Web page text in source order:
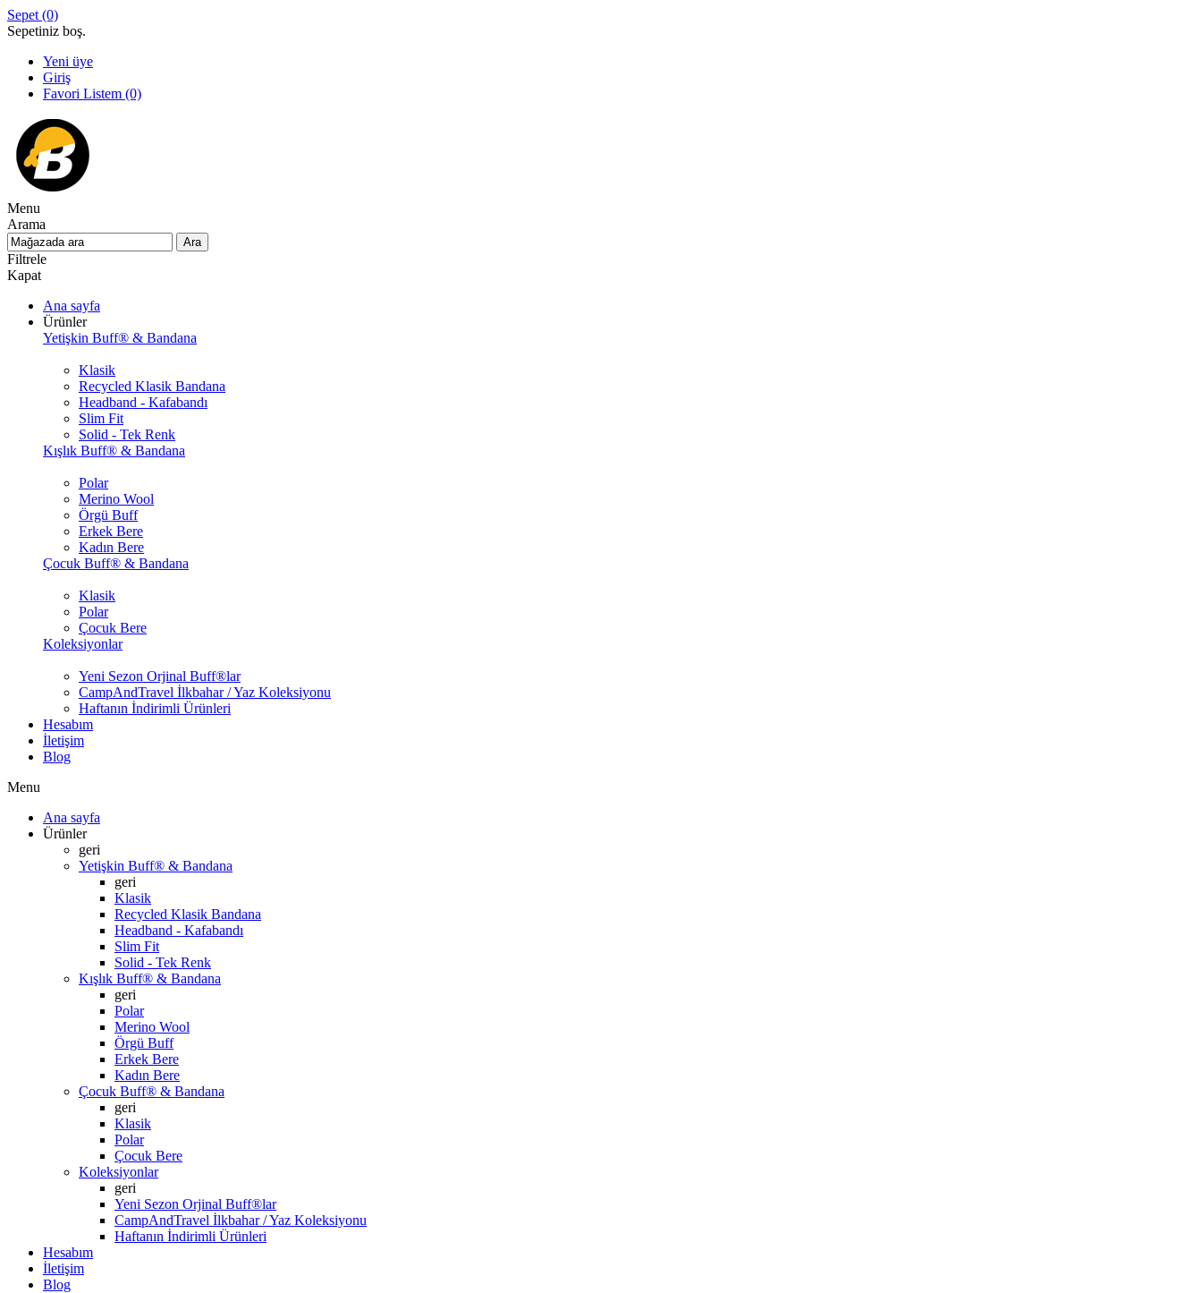
Sepet (0)
Sepetiniz boş.
Yeni üye
Giriş
Favori Listem (0)
Menu
Arama
Filtrele
Kapat
Ana sayfa
Ürünler
Yetişkin Buff® & Bandana
Klasik
Recycled Klasik Bandana
Headband - Kafabandı
Slim Fit
Solid - Tek Renk
Kışlık Buff® & Bandana
Polar
Merino Wool
Örgü Buff
Erkek Bere
Kadın Bere
Çocuk Buff® & Bandana
Klasik
Polar
Çocuk Bere
Koleksiyonlar
Yeni Sezon Orjinal Buff®lar
CampAndTravel İlkbahar / Yaz Koleksiyonu
Haftanın İndirimli Ürünleri
Hesabım
İletişim
Blog
Menu
Ana sayfa
Ürünler
geri
Yetişkin Buff® & Bandana
geri
Klasik
Recycled Klasik Bandana
Headband - Kafabandı
Slim Fit
Solid - Tek Renk
Kışlık Buff® & Bandana
geri
Polar
Merino Wool
Örgü Buff
Erkek Bere
Kadın Bere
Çocuk Buff® & Bandana
geri
Klasik
Polar
Çocuk Bere
Koleksiyonlar
geri
Yeni Sezon Orjinal Buff®lar
CampAndTravel İlkbahar / Yaz Koleksiyonu
Haftanın İndirimli Ürünleri
Hesabım
İletişim
Blog